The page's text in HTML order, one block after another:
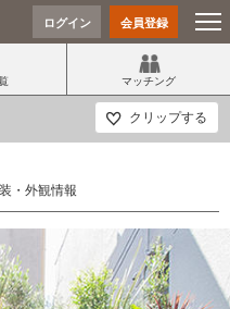
ログイン 会員登録
マッチング
クリップする
・外観情報